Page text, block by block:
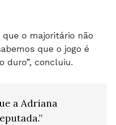
que o majoritário não
que o jogo é
duro”, concluiu.
a Adriana